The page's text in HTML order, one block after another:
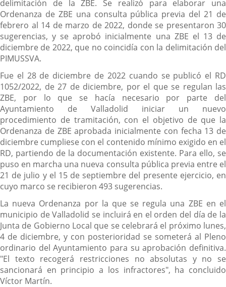
delimitación de la ZBE. Se realizó para elaborar una
Ordenanza de ZBE una consulta pública previa del 21 de
febrero al 14 de marzo de 2022, donde se presentaron 30
sugerencias, y se aprobó inicialmente una ZBE el 13 de
diciembre de 2022, que no coincidía con la delimitación del
PIMUSSVA.
Fue el 28 de diciembre de 2022 cuando se publicó el RD
1052/2022, de 27 de diciembre, por el que se regulan las
ZBE, por lo que se hacía necesario por parte del
Ayuntamiento de Valladolid iniciar un nuevo
procedimiento de tramitación, con el objetivo de que la
Ordenanza de ZBE aprobada inicialmente con fecha 13 de
diciembre cumpliese con el contenido mínimo exigido en el
RD, partiendo de la documentación existente. Para ello, se
puso en marcha una nueva consulta pública previa entre el
21 de julio y el 15 de septiembre del presente ejercicio, en
cuyo marco se recibieron 493 sugerencias.
La nueva Ordenanza por la que se regula una ZBE en el
municipio de Valladolid se incluirá en el orden del día de la
Junta de Gobierno Local que se celebrará el próximo lunes,
4 de diciembre, y con posterioridad se someterá al Pleno
ordinario del Ayuntamiento para su aprobación definitiva.
"El texto recogerá restricciones no absolutas y no se
sancionará en principio a los infractores", ha concluido
Víctor Martín.